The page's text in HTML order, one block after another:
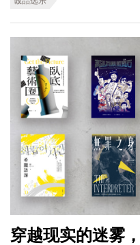
穿越现实的迷雾